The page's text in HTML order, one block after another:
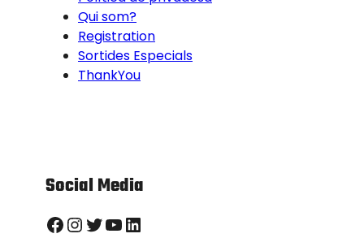
Qui som?
Registration
Sortides Especials
ThankYou
Social Media
Facebook InstagramTwitter YouTube LinkedIn